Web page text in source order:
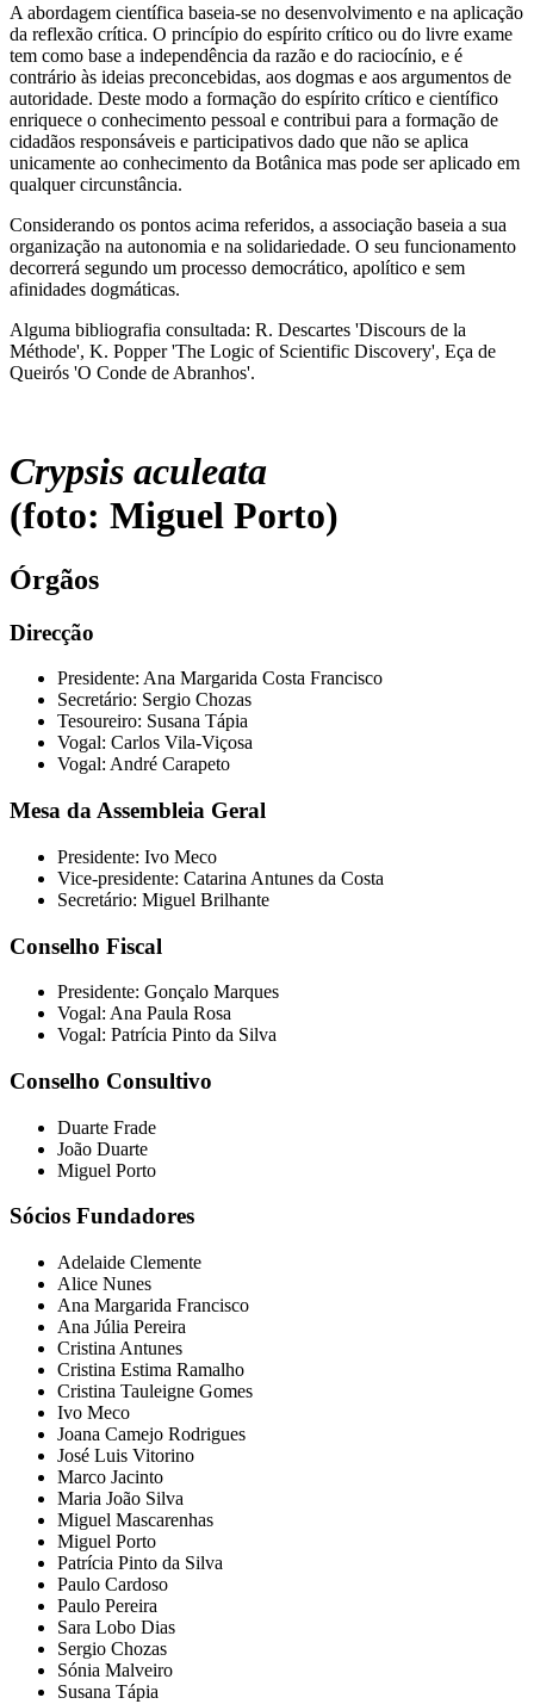
A abordagem científica baseia-se no desenvolvimento e na aplicação
da reflexão crítica. O princípio do espírito crítico ou do livre exame
tem como base a independência da razão e do raciocínio, e é
contrário às ideias preconcebidas, aos dogmas e aos argumentos de
autoridade. Deste modo a formação do espírito crítico e científico
enriquece o conhecimento pessoal e contribui para a formação de
cidadãos responsáveis e participativos dado que não se aplica
unicamente ao conhecimento da Botânica mas pode ser aplicado em
qualquer circunstância.
Considerando os pontos acima referidos, a associação baseia a sua
organização na autonomia e na solidariedade. O seu funcionamento
decorrerá segundo um processo democrático, apolítico e sem
afinidades dogmáticas.
Alguma bibliografia consultada: R. Descartes 'Discours de la
Méthode', K. Popper 'The Logic of Scientific Discovery', Eça de
Queirós 'O Conde de Abranhos'.
Crypsis aculeata
(foto: Miguel Porto)
Órgãos
Direcção
Presidente: Ana Margarida Costa Francisco
Secretário: Sergio Chozas
Tesoureiro: Susana Tápia
Vogal: Carlos Vila-Viçosa
Vogal: André Carapeto
Mesa da Assembleia Geral
Presidente: Ivo Meco
Vice-presidente: Catarina Antunes da Costa
Secretário: Miguel Brilhante
Conselho Fiscal
Presidente: Gonçalo Marques
Vogal: Ana Paula Rosa
Vogal: Patrícia Pinto da Silva
Conselho Consultivo
Duarte Frade
João Duarte
Miguel Porto
Sócios Fundadores
Adelaide Clemente
Alice Nunes
Ana Margarida Francisco
Ana Júlia Pereira
Cristina Antunes
Cristina Estima Ramalho
Cristina Tauleigne Gomes
Ivo Meco
Joana Camejo Rodrigues
José Luis Vitorino
Marco Jacinto
Maria João Silva
Miguel Mascarenhas
Miguel Porto
Patrícia Pinto da Silva
Paulo Cardoso
Paulo Pereira
Sara Lobo Dias
Sergio Chozas
Sónia Malveiro
Susana Tápia